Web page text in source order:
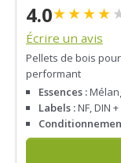
4.0★★★★
Écrire un avis
Pellets de bois
performant
Essences :
Labels :NF, DIN +